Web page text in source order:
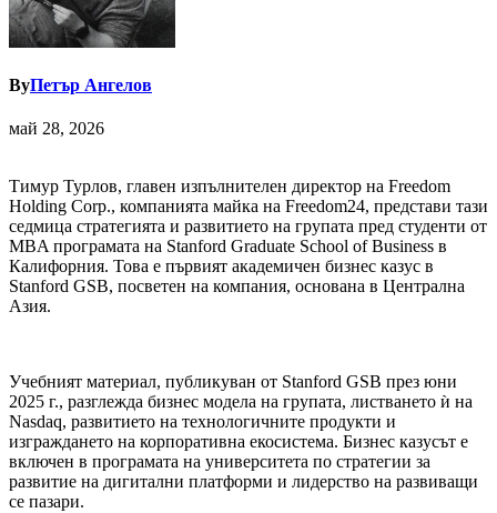
ByПетър Ангелов
май 28, 2026
Тимур Турлов, главен изпълнителен директор на Freedom
Holding Corp., компанията майка на Freedom24, представи тази
седмица стратегията и развитието на групата пред студенти от
MBA програмата на Stanford Graduate School of Business в
Калифорния. Това е първият академичен бизнес казус в
Stanford GSB, посветен на компания, основана в Централна
Азия.
Учебният материал, публикуван от Stanford GSB през юни
2025 г., разглежда бизнес модела на групата, листването ѝ на
Nasdaq, развитието на технологичните продукти и
изграждането на корпоративна екосистема. Бизнес казусът е
включен в програмата на университета по стратегии за
развитие на дигитални платформи и лидерство на развиващи
се пазари.